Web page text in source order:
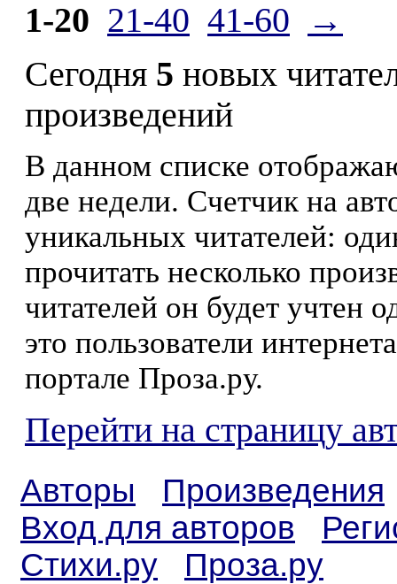
1-20 21-40 41-60
→
Сегодня 5 новых
произведений
В данном списке
две недели. Счетчик на
уникальных читателей:
прочитать несколько
читателей он будет учтен
это пользователи
портале Проза.ру.
Перейти на страницу
Авторы
Произведения
Вход для авторов
Стихи.ру
Проза.ру